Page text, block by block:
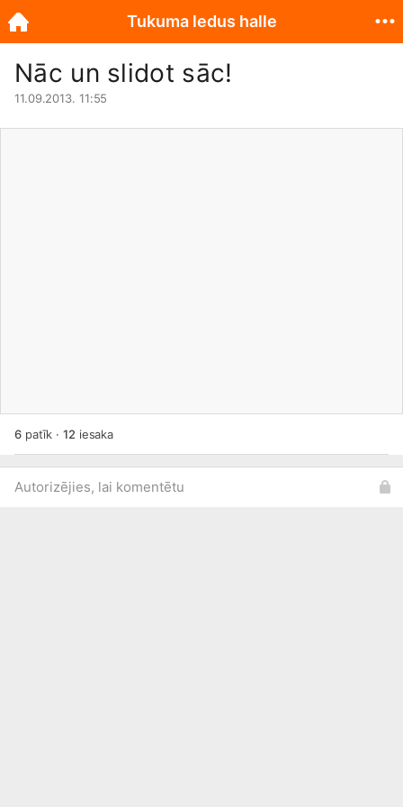
Nāc un slidot sāc!
11.09.2013. 11:55
6patīk ·12 iesaka
Autorizējies, lai komentētu
Tukuma ledus halle